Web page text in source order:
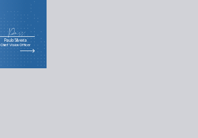
Paulo Silveira
Chief Vision Officer